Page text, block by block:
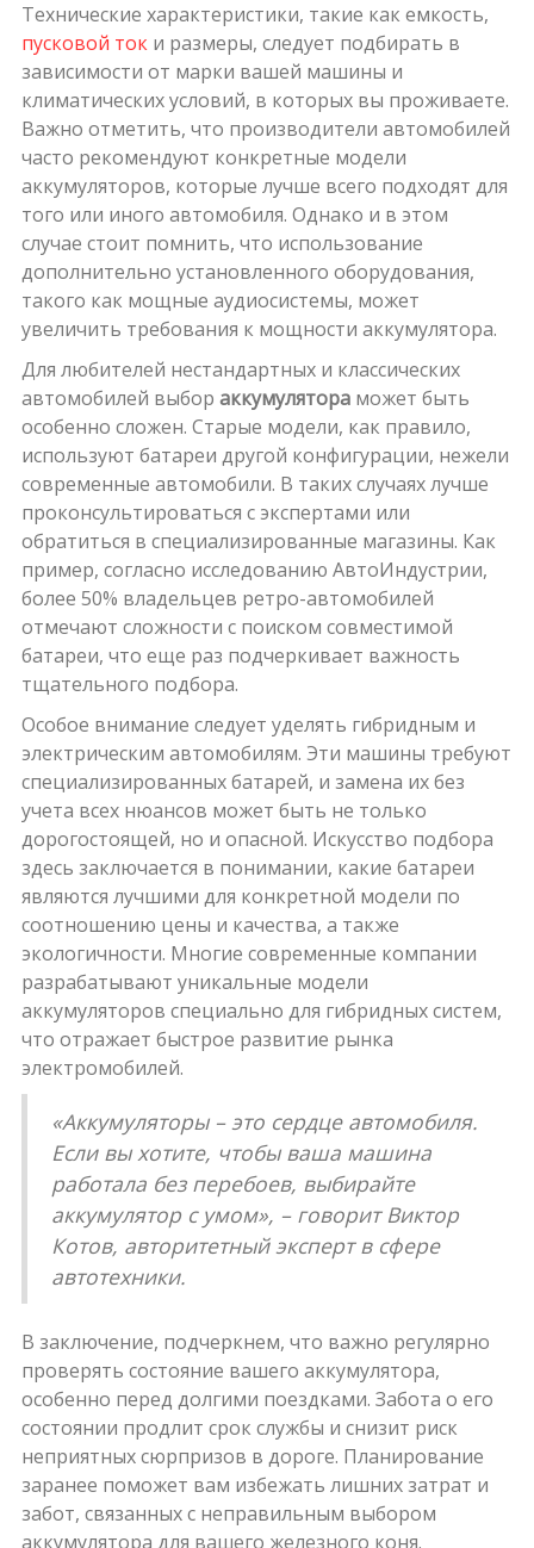
Технические характеристики, такие как емкость,
пусковой токи размеры, следует подбирать в
зависимости от марки вашей машины и
климатических условий, в которых вы проживаете.
Важно отметить, что производители автомобилей
часто рекомендуют конкретные модели
аккумуляторов, которые лучше всего подходят для
того или иного автомобиля. Однако и в этом
случае стоит помнить, что использование
дополнительно установленного оборудования,
такого как мощные аудиосистемы, может
увеличить требования к мощности аккумулятора.
Для любителей нестандартных и классических
автомобилей выбор аккумулятораможет быть
особенно сложен. Старые модели, как правило,
используют батареи другой конфигурации, нежели
современные автомобили. В таких случаях лучше
проконсультироваться с экспертами или
обратиться в специализированные магазины. Как
пример, согласно исследованию АвтоИндустрии,
более 50% владельцев ретро-автомобилей
отмечают сложности с поиском совместимой
батареи, что еще раз подчеркивает важность
тщательного подбора.
Особое внимание следует уделять гибридным и
электрическим автомобилям. Эти машины требуют
специализированных батарей, и замена их без
учета всех нюансов может быть не только
дорогостоящей, но и опасной. Искусство подбора
здесь заключается в понимании, какие батареи
являются лучшими для конкретной модели по
соотношению цены и качества, а также
экологичности. Многие современные компании
разрабатывают уникальные модели
аккумуляторов специально для гибридных систем,
что отражает быстрое развитие рынка
электромобилей.
«Аккумуляторы – это сердце автомобиля.
Если вы хотите, чтобы ваша машина
работала без перебоев, выбирайте
аккумулятор с умом», – говорит Виктор
Котов, авторитетный эксперт в сфере
автотехники.
В заключение, подчеркнем, что важно регулярно
проверять состояние вашего аккумулятора,
особенно перед долгими поездками. Забота о его
состоянии продлит срок службы и снизит риск
неприятных сюрпризов в дороге. Планирование
заранее поможет вам избежать лишних затрат и
забот, связанных с неправильным выбором
аккумулятора для вашего железного коня.